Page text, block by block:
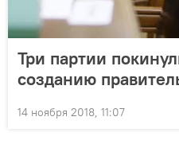
Три партии
созданию
14 ноября 2018, 11:07